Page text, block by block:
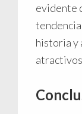
evidente
historia y